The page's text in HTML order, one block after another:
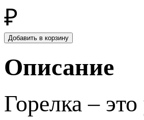
₽
Описание
Горелка –